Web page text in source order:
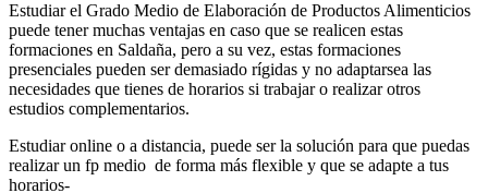
Estudiar el Grado Medio de Elaboración de Productos Alimenticios
puede tener muchas ventajas en caso que se realicen estas
formaciones en Saldaña, pero a su vez, estas formaciones
presenciales pueden ser demasiado rígidas y no adaptarsea las
necesidades que tienes de horarios si trabajar o realizar otros
estudios complementarios.
Estudiar online o a distancia, puede ser la solución para que puedas
realizar un fp medio de forma más flexible y que se adapte a tus
horarios-